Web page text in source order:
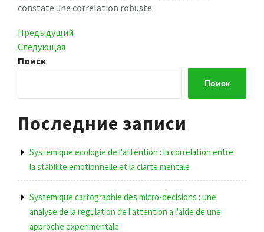
constate une correlation robuste.
Навигация
по
записям
Предыдущая
запись
Предыдущий
Следующая
запись
Следующая
Поиск
Поиск
Последние записи
Systemique ecologie de l'attention : la correlation entre
la stabilite emotionnelle et la clarte mentale
Systemique cartographie des micro-decisions : une
analyse de la regulation de l'attention a l'aide de une
approche experimentale